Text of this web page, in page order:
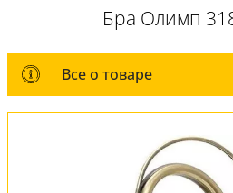
Бра Олимп
Все о товаре
Все о товаре
Комплект лампочек